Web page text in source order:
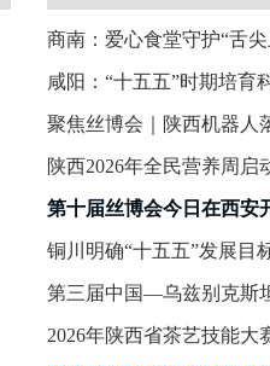
商南：爱心食堂守护“舌
咸阳：“十五五”时期培育
聚焦丝博会｜陕西机器人
陕西2026年全民营养周启
第十届丝博会今日在西安
铜川明确“十五五”发展
2026年陕西省茶艺技能大